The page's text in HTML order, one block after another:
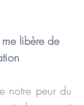
me libère de
notre peur du